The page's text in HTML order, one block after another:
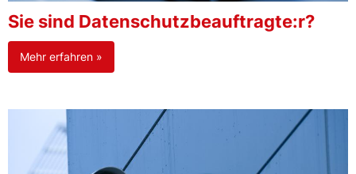
Sie sind Datenschutzbeauftragte:r?
Mehr erfahren »